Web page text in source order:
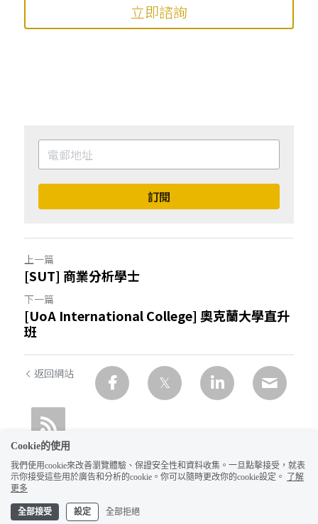
立即諮詢
訂閱
上一篇
[SUT] 商業分析學士
下一篇
[UoA International College] 奧克蘭大學直升
班
返回網站
Cookie的使用
我們使用cookie來改善瀏覽體驗、保證安全性和資料收集。一旦點擊接受，就表
示你接受這些用於廣告和分析的cookie。你可以隨時更改你的cookie設定。
了解
更多
全部接受 設定 全部拒絕